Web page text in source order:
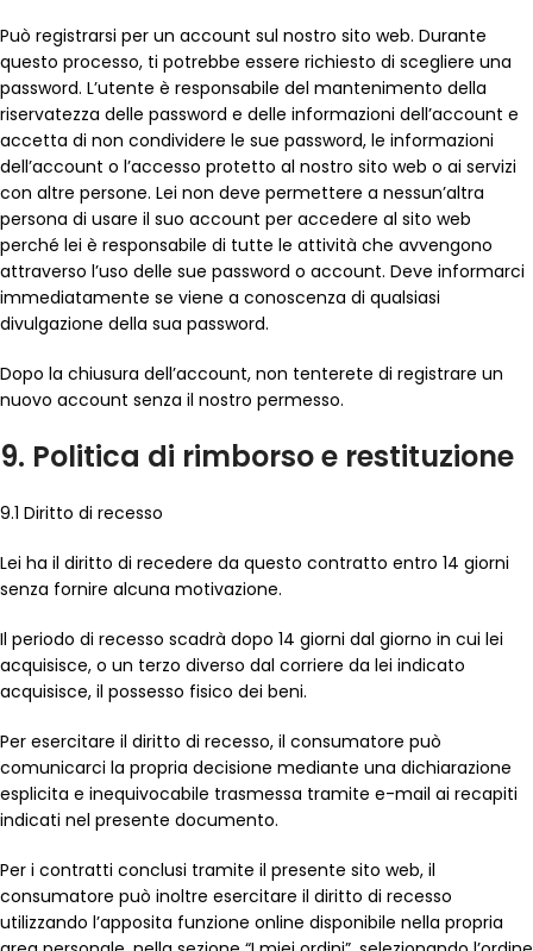
Può registrarsi per un account sul nostro sito web. Durante
questo processo, ti potrebbe essere richiesto di scegliere una
password. L’utente è responsabile del mantenimento della
riservatezza delle password e delle informazioni dell’account e
accetta di non condividere le sue password, le informazioni
dell’account o l’accesso protetto al nostro sito web o ai servizi
con altre persone. Lei non deve permettere a nessun’altra
persona di usare il suo account per accedere al sito web
perché lei è responsabile di tutte le attività che avvengono
attraverso l’uso delle sue password o account. Deve informarci
immediatamente se viene a conoscenza di qualsiasi
divulgazione della sua password.
Dopo la chiusura dell’account, non tenterete di registrare un
nuovo account senza il nostro permesso.
9. Politica di rimborso e restituzione
9.1 Diritto di recesso
Lei ha il diritto di recedere da questo contratto entro 14 giorni
senza fornire alcuna motivazione.
Il periodo di recesso scadrà dopo 14 giorni dal giorno in cui lei
acquisisce, o un terzo diverso dal corriere da lei indicato
acquisisce, il possesso fisico dei beni.
Per esercitare il diritto di recesso, il consumatore può
comunicarci la propria decisione mediante una dichiarazione
esplicita e inequivocabile trasmessa tramite e-mail ai recapiti
indicati nel presente documento.
Per i contratti conclusi tramite il presente sito web, il
consumatore può inoltre esercitare il diritto di recesso
utilizzando l’apposita funzione online disponibile nella propria